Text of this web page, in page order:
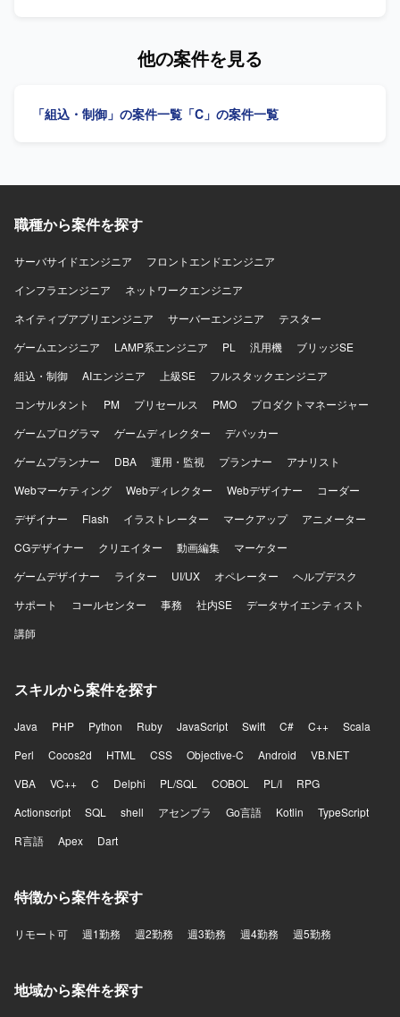
り、置き換えたC#のソースに対する再設計や新規機能追加
る人物像】 設計上の課題を改善できる提案力をお持ちの方
ジションの魅力】 旧システムから新システムへの移行プロ
再設計や新規機能開発に携わることができます。アーキテ
験を活かしながら組込み開発のような領域にも関わること
アプリをC#へ置き換えた環境で、C#を使った組込み開発の
ようなイメージのシステムを対象として開発していただき
ます。
他の案件を見る
「組込・制御」の案件一覧 「C」の案件一覧
職種から案件を探す
サーバサイドエンジニア
フロントエンドエンジニア
インフラエンジニア
ネットワークエンジニア
ネイティブアプリエンジニア
サーバーエンジニア
テスター
ゲームエンジニア
LAMP系エンジニア PL 汎用機
ブリッジSE
組込・制御
AIエンジニア 上級SE
フルスタックエンジニア
コンサルタント
PM プリセールス PMO
プロダクトマネージャー
ゲームプログラマ
ゲームディレクター
デバッカー
ゲームプランナー
DBA 運用・監視 プランナー
アナリスト
Webマーケティング
Webディレクター Webデザイナー
コーダー
デザイナー
Flash イラストレーター マークアップ
アニメーター
CGデザイナー
クリエイター 動画編集
マーケター
ゲームデザイナー
ライター UI/UX オペレーター
ヘルプデスク
サポート
コールセンター 事務 社内SE
データサイエンティスト
講師
スキルから案件を探す
Java PHP Python Ruby JavaScript Swift C# C++
Scala
Perl
Cocos2d HTML CSS Objective-C Android
VB.NET
VBA
VC++ C Delphi PL/SQL COBOL PL/I
RPG
Actionscript
SQL shell アセンブラ Go言語 Kotlin
TypeScript
R言語
Apex Dart
特徴から案件を探す
リモート可 週1勤務 週2勤務 週3勤務 週4勤務 週5勤務
地域から案件を探す